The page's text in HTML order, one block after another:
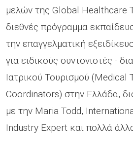
μελών της Global Healthcare
διεθνές πρόγραμμα
την επαγγελματική
για ειδικούς συντονιστές -
Ιατρικού Τουρισμού (Medical
Coordinators) στην Ελλάδα,
με την Maria Todd,
Industry Expert και πολλά